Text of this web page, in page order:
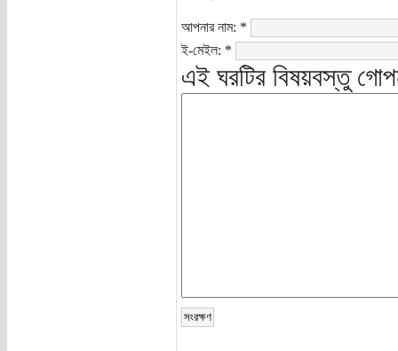
আপনার নাম: *
ই-মেইল: *
এই ঘরটির বিষয়বস্তু